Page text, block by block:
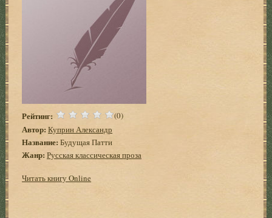
Рейтинг: (0)
Автор: Куприн Александр
Название: Будущая Патти
Жанр: Русская классическая проза
Читать книгу Online